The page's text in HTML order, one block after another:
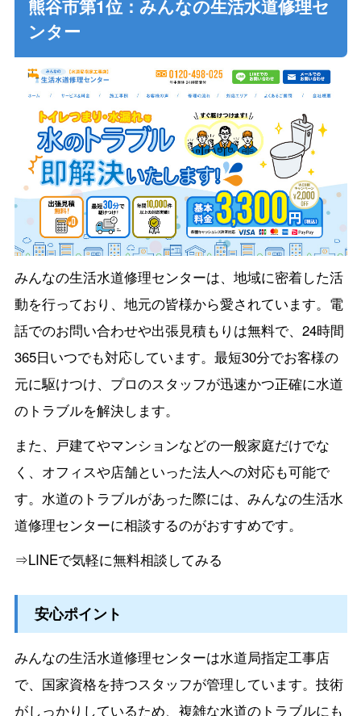
熊谷市第1位：みんなの生活水道修理セ
ンター
みんなの生活水道修理センターは、地域に密着した活
動を行っており、地元の皆様から愛されています。電
話でのお問い合わせや出張見積もりは無料で、24時間
365日いつでも対応しています。最短30分でお客様の
元に駆けつけ、プロのスタッフが迅速かつ正確に水道
のトラブルを解決します。
また、戸建てやマンションなどの一般家庭だけでな
く、オフィスや店舗といった法人への対応も可能で
す。水道のトラブルがあった際には、みんなの生活水
道修理センターに相談するのがおすすめです。
⇒LINEで気軽に無料相談してみる
安心ポイント
みんなの生活水道修理センターは水道局指定工事店
で、国家資格を持つスタッフが管理しています。技術
がしっかりしているため、複雑な水道のトラブルにも